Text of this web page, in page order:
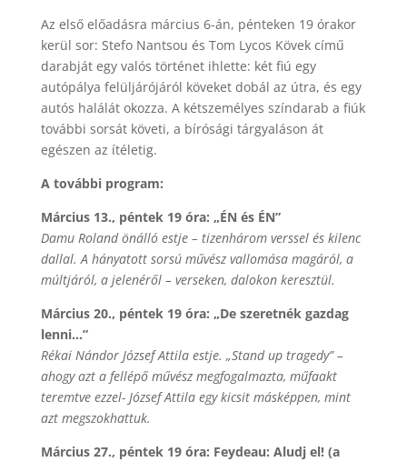
Az első előadásra március 6-án, pénteken 19 órakor
kerül sor: Stefo Nantsou és Tom Lycos Kövek című
darabját egy valós történet ihlette: két fiú egy
autópálya felüljárójáról köveket dobál az útra, és egy
autós halálát okozza. A kétszemélyes színdarab a fiúk
további sorsát követi, a bírósági tárgyaláson át
egészen az ítéletig.
A további program:
Március 13., péntek 19 óra: „ÉN és ÉN”
Damu Roland önálló estje – tizenhárom verssel és kilenc
dallal. A hányatott sorsú művész vallomása magáról, a
múltjáról, a jelenéről – verseken, dalokon keresztül.
Március 20., péntek 19 óra: „De szeretnék gazdag
lenni…”
Rékai Nándor József Attila estje. „Stand up tragedy” –
ahogy azt a fellépő művész megfogalmazta, műfaakt
teremtve ezzel- József Attila egy kicsit másképpen, mint
azt megszokhattuk.
Március 27., péntek 19 óra: Feydeau: Aludj el! (a